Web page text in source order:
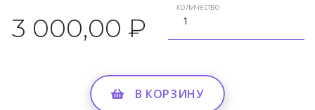
3 000,00 ₽
количество
В КОРЗИНУ